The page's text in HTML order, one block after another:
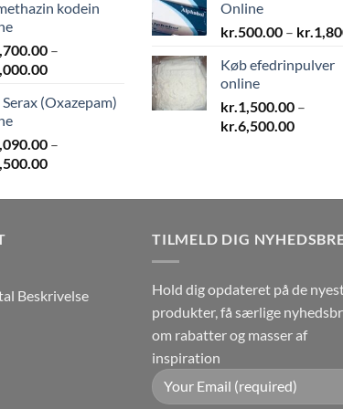
kr.1,500.00
kodein
–
Prisinterval:
til
(Oxazepam)
–
Prisinterval:
til
Online
kr.500.00 – kr.
Køb efedrinpulver
online
kr.1,500.00 –
kr.6,500.00
Beskrivelse
TILMELD DIG
Hold dig opdateret på de
produkter, få særlige
om rabatter og masser af
inspiration